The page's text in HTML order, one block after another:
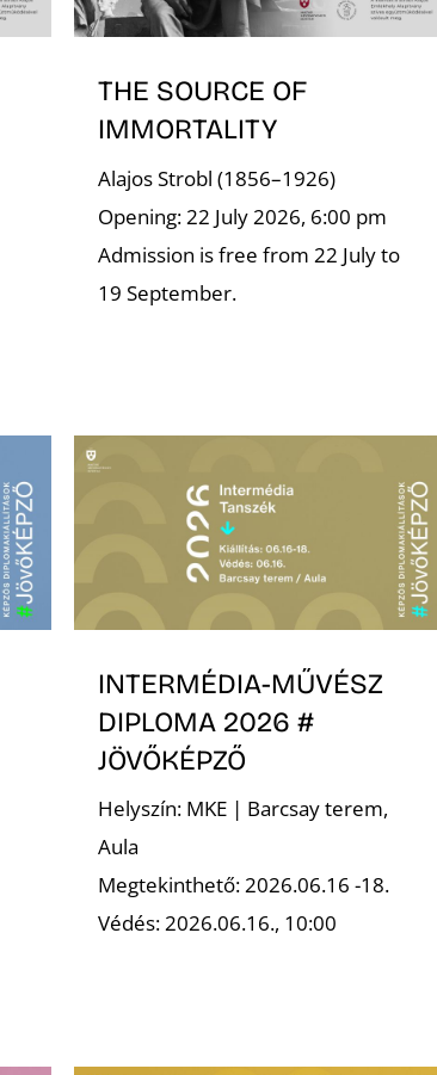
THE SOURCE OF
IMMORTALITY
Alajos Strobl (1856–1926)
Opening: 22 July 2026, 6:00 pm
Admission is free from 22 July to
19 September.
INTERMÉDIA-MŰVÉSZ
DIPLOMA 2026 #
JÖVŐKÉPZŐ
Helyszín: MKE | Barcsay terem,
Aula
Megtekinthető: 2026.06.16 -18.
Védés: 2026.06.16., 10:00